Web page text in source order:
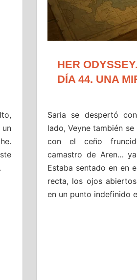
HER
DÍA 44. UNA
Saria se despertó
lado, Veyne también
con el ceño
camastro de Aren…
Estaba sentado en en
recta, los ojos
en un punto indefinido